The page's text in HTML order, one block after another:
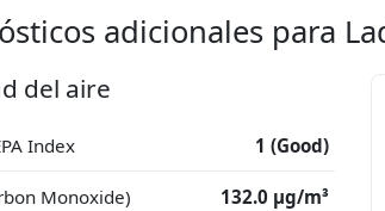
adicionales para
del aire
Index 1 (Good)
Monoxide) 132.0 μg/m³